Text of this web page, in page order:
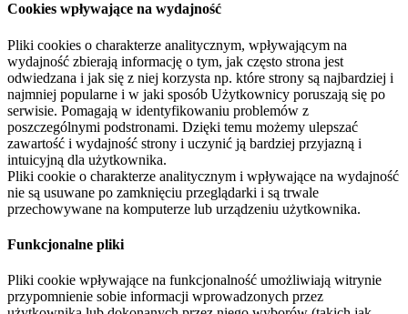
Cookies wpływające na wydajność
Pliki cookies o charakterze analitycznym, wpływającym na
wydajność zbierają informację o tym, jak często strona jest
odwiedzana i jak się z niej korzysta np. które strony są najbardziej i
najmniej popularne i w jaki sposób Użytkownicy poruszają się po
serwisie. Pomagają w identyfikowaniu problemów z
poszczególnymi podstronami. Dzięki temu możemy ulepszać
zawartość i wydajność strony i uczynić ją bardziej przyjazną i
intuicyjną dla użytkownika.
Pliki cookie o charakterze analitycznym i wpływające na wydajność
nie są usuwane po zamknięciu przeglądarki i są trwale
przechowywane na komputerze lub urządzeniu użytkownika.
Funkcjonalne pliki
Pliki cookie wpływające na funkcjonalność umożliwiają witrynie
przypomnienie sobie informacji wprowadzonych przez